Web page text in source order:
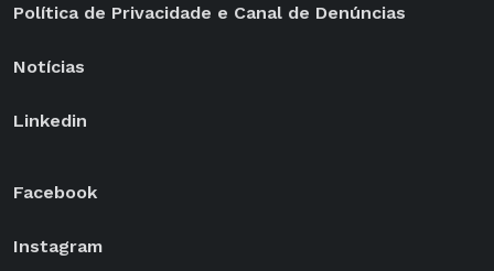
Política de Privacidade e Canal de Denúncias
Notícias
Linkedin
Facebook
Instagram